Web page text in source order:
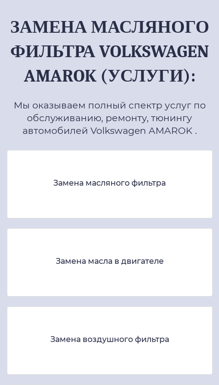
ЗАМЕНА МАСЛЯНОГО
ФИЛЬТРА VOLKSWAGEN
AMAROK (УСЛУГИ):
Мы оказываем полный спектр услуг по
обслуживанию, ремонту, тюнингу
автомобилей Volkswagen AMAROK .
Замена масляного фильтра
Замена масла в двигателе
Замена воздушного фильтра